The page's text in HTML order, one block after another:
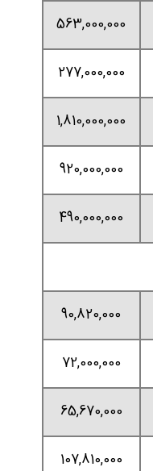
563,000,000
277,000,000
1,810,000,000
920,000,000
490,000,000
90,820,000
72,000,000
65,670,000
107,810,000